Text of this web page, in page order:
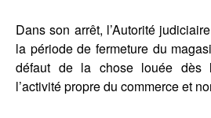
Dans son arrêt, l’Autorité
la période de fermeture du
défaut de la chose louée dès
l’activité propre du commerce et